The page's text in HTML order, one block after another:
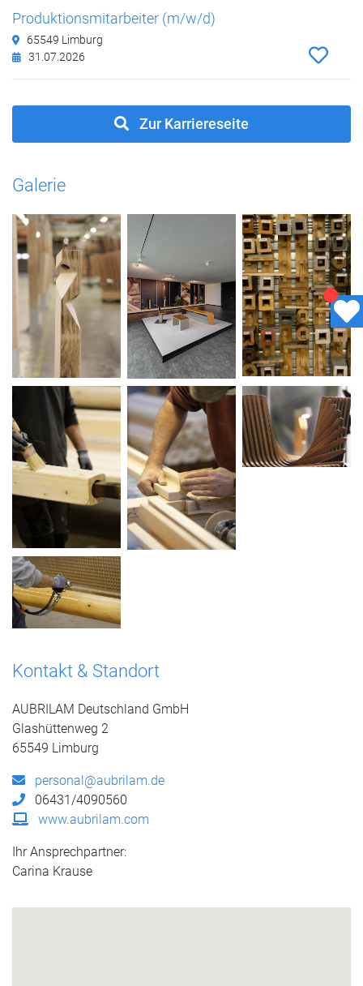
Produktionsmitarbeiter (m/w/d)
65549 Limburg
31.07.2026
Zur Karriereseite
Galerie
Kontakt & Standort
AUBRILAM Deutschland GmbH
Glashüttenweg 2
65549 Limburg
personal@aubrilam.de
06431/4090560
www.aubrilam.com
Ihr Ansprechpartner:
Carina Krause